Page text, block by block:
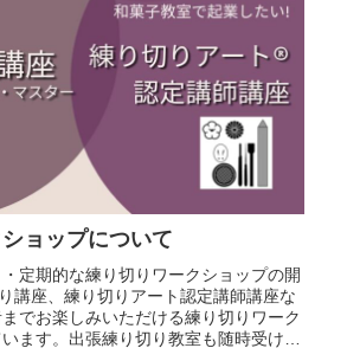
ョップについて
定期的な練り切りワークショップの開
講座、練り切りアート認定講師講座な
でお楽しみいただける練り切りワーク
ます。出張練り切り教室も随時受け付